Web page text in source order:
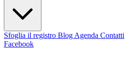
Sfoglia il registro Blog Agenda Contatti
Facebook